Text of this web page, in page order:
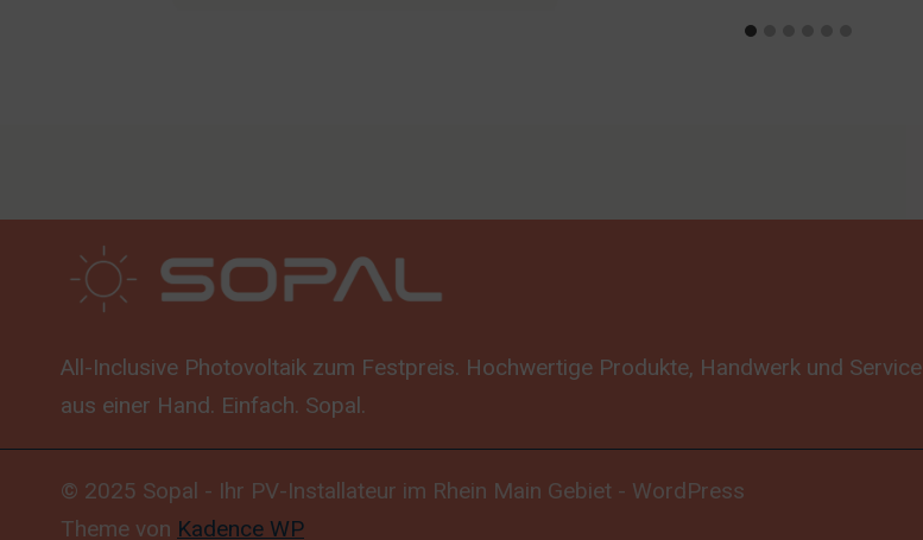
All-Inclusive Photovoltaik zum Festpreis. Hochwertige Produkte, Handwerk und Service
aus einer Hand. Einfach. Sopal.
© 2025 Sopal - Ihr PV-Installateur im Rhein Main Gebiet - WordPress
Theme von Kadence WP